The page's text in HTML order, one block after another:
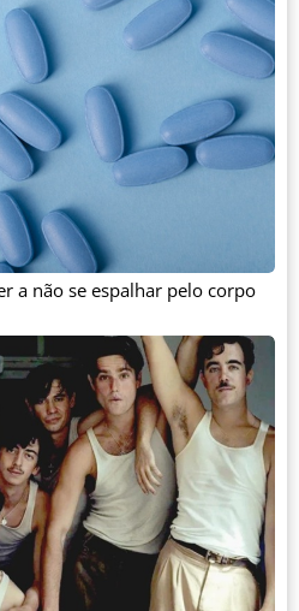
a não se espalhar pelo corpo